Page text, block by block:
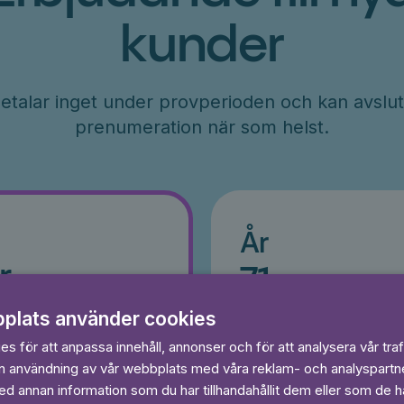
kunder
inget under provperioden och kan
prenumeration när som helst.
År
71
Läs och lyssna obegränsat
Ingen bindningstid
använder cookies
för att anpassa innehåll, annonser och för att analysera vår
användning av vår webbplats med våra reklam- och
annan information som du har tillhandahållit dem eller som de